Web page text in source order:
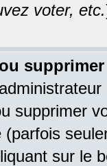
voter, etc.
supprimer
sur le